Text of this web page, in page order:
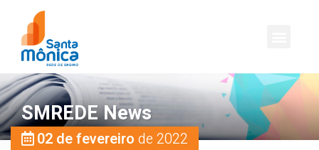
SMREDE News
02 de fevereiro de 2022